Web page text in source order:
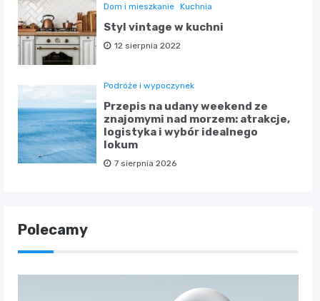
Dom i mieszkanie Kuchnia
Styl vintage w kuchni
12 sierpnia 2022
Podróże i wypoczynek
Przepis na udany weekend ze
znajomymi nad morzem: atrakcje,
logistyka i wybór idealnego
lokum
7 sierpnia 2026
Polecamy